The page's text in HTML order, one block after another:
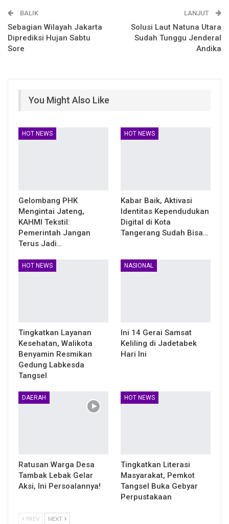
Telegram
BALIK
Sebagian Wilayah Jakarta
Diprediksi Hujan Sabtu
Sore
LANJUT
Solusi Laut Natuna Utara
Sudah Tunggu Jenderal
Andika
You Might Also Like
HOT NEWS
Gelombang PHK
Mengintai Jateng,
KAHMI Tekstil:
Pemerintah Jangan
Terus Jadi…
HOT NEWS
Kabar Baik, Aktivasi
Identitas Kependudukan
Digital di Kota
Tangerang Sudah Bisa…
HOT NEWS
Tingkatkan Layanan
Kesehatan, Walikota
Benyamin Resmikan
Gedung Labkesda
Tangsel
NASIONAL
Ini 14 Gerai Samsat
Keliling di Jadetabek
Hari Ini
DAERAH
Ratusan Warga Desa
Tambak Lebak Gelar
Aksi, Ini Persoalannya!
HOT NEWS
Tingkatkan Literasi
Masyarakat, Pemkot
Tangsel Buka Gebyar
Perpustakaan
PREV NEXT